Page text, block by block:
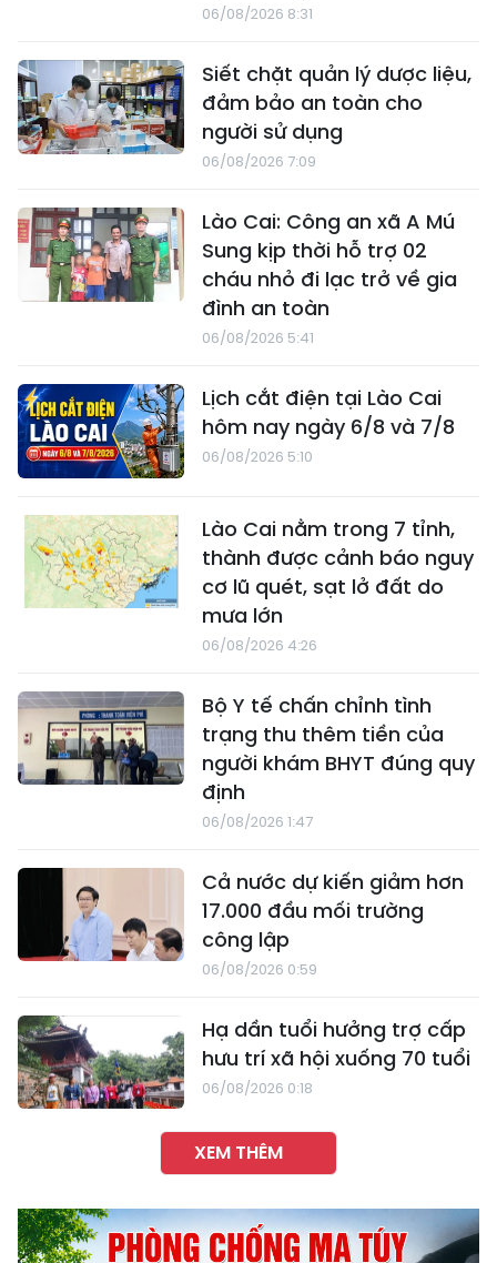
06/08/2026 8:31
Siết chặt quản lý dược liệu,
đảm bảo an toàn cho
người sử dụng
06/08/2026 7:09
Lào Cai: Công an xã A Mú
Sung kịp thời hỗ trợ 02
cháu nhỏ đi lạc trở về gia
đình an toàn
06/08/2026 5:41
Lịch cắt điện tại Lào Cai
hôm nay ngày 6/8 và 7/8
06/08/2026 5:10
Lào Cai nằm trong 7 tỉnh,
thành được cảnh báo nguy
cơ lũ quét, sạt lở đất do
mưa lớn
06/08/2026 4:26
Bộ Y tế chấn chỉnh tình
trạng thu thêm tiền của
người khám BHYT đúng quy
định
06/08/2026 1:47
Cả nước dự kiến giảm hơn
17.000 đầu mối trường
công lập
06/08/2026 0:59
Hạ dần tuổi hưởng trợ cấp
hưu trí xã hội xuống 70 tuổi
06/08/2026 0:18
XEM THÊM